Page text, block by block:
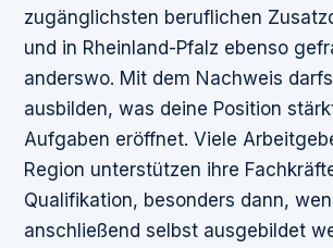
zugänglichsten beruflichen
und in Rheinland-Pfalz ebenso
anderswo. Mit dem Nachweis
ausbilden, was deine Position
Aufgaben eröffnet. Viele
Region unterstützen ihre
Qualifikation, besonders dann,
anschließend selbst ausgebildet